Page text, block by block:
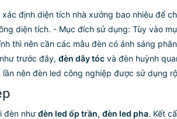
định diện tích nhà xưởng bao nhiêu để
diện tích. - Mục đích sử dụng: Tùy vào
thì nên cần các mẫu đèn có ánh sáng
trước đây, đèn dây tóc và đèn huỳnh
nên đèn led công nghiệp được sử dụng
đèn như đèn led ốp trần, đèn led pha. Kết